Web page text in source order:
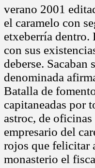
verano 2001
el caramelo con
etxeberría dentro.
con sus
deberse. Sacaban
denominada
Batalla de
capitaneadas por
astroc, de
empresario del
rojos que felicitar
monasterio el